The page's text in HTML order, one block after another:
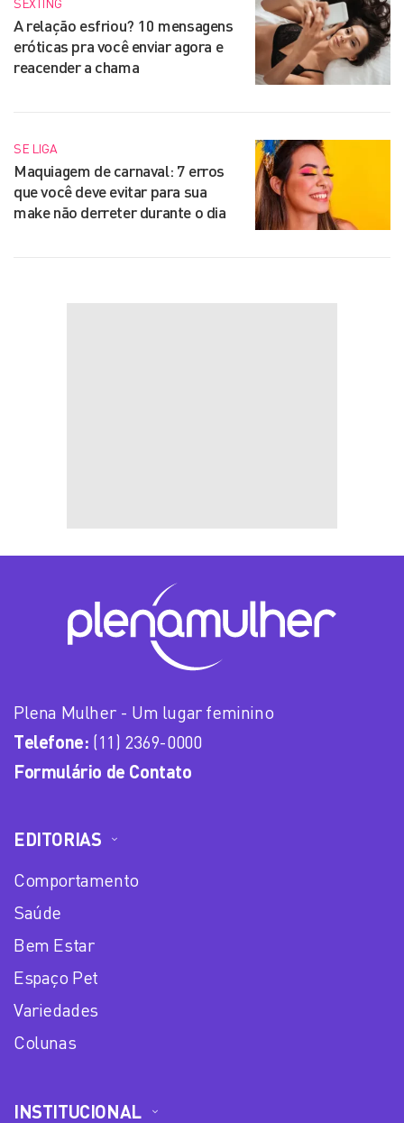
SEXTING
A relação esfriou? 10 mensagens
eróticas pra você enviar agora e
reacender a chama
SE LIGA
Maquiagem de carnaval: 7 erros
que você deve evitar para sua
make não derreter durante o dia
Plena Mulher - Um lugar feminino
Telefone: (11) 2369-0000
Formulário de Contato
EDITORIAS
Comportamento
Saúde
Bem Estar
Espaço Pet
Variedades
Colunas
INSTITUCIONAL